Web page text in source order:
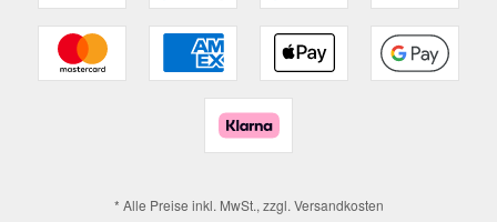
* Alle Preise inkl. MwSt., zzgl. Versandkosten